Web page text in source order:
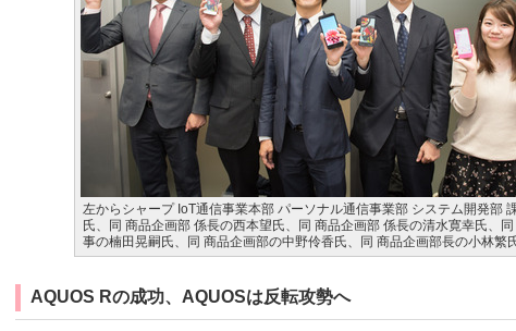
左からシャープ IoT通信事業本部 パーソナル通信事業部 システム開発部
氏、同 商品企画部 係長の西本望氏、同 商品企画部 係長の清水寛幸氏、
事の楠田晃嗣氏、同 商品企画部の中野伶香氏、同 商品企画部長の小林繁
AQUOS Rの成功、AQUOSは反転攻勢へ